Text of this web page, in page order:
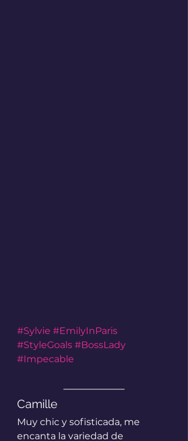
#Sylvie #EmilyInParis
#StyleGoals #BossLady
#Impecable
Camille
Muy chic y sofisticada, me
encanta la variedad de